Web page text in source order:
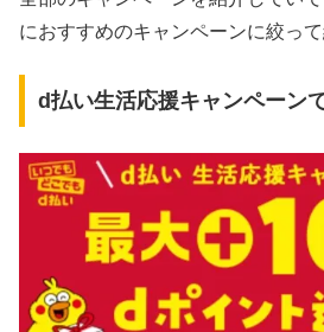
におすすめのキャンペーンに絞って
d払い生活応援キャンペーン